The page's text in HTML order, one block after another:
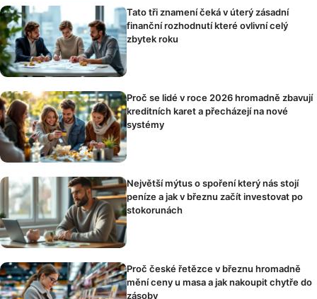
Tato tři znamení čeká v úterý zásadní
finanční rozhodnutí které ovlivní celý
zbytek roku
Proč se lidé v roce 2026 hromadně zbavují
kreditních karet a přecházejí na nové
systémy
Největší mýtus o spoření který nás stojí
peníze a jak v březnu začít investovat po
stokorunách
Proč české řetězce v březnu hromadně
mění ceny u masa a jak nakoupit chytře do
zásoby